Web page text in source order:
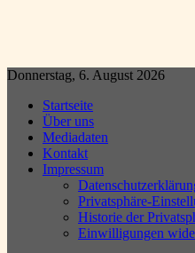
Donnerstag, 6. August 2026
Startseite
Über uns
Mediadaten
Kontakt
Impressum
Privatsphäre-
Historie der
Einwilligungen